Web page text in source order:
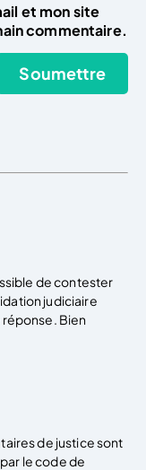
et mon site
commentaire.
de contester
judiciaire
réponse. Bien
de justice sont
le code de